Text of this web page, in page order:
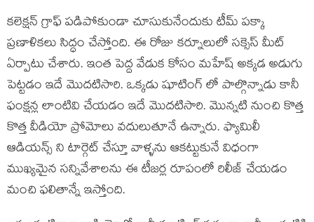
కలెక్షన్ గ్రాఫ్ పడిపోకుండా చూసుకునేందుకు టీమ్ పక్కా
ప్రణాళికలు సిద్ధం చేస్తోంది. ఈ రోజు కర్నూలులో సక్సెస్ మీట్
ఏర్పాటు చేశారు. ఇంత పెద్ద వేడుక కోసం మహేష్ అక్కడ అడుగు
పెట్టడం ఇదే మొదటిసారి. ఒక్కడు షూటింగ్ లో పాల్గొన్నాడు కానీ
ఫంక్షన్ల లాంటివి చేయడం ఇదే మొదటిసారి. మొన్నటి నుంచి కొత్త
కొత్త వీడియో ప్రోమోలు వదులుతూనే ఉన్నారు. ఫ్యామిలీ
ఆడియన్స్ ని టార్గెట్ చేస్తూ వాళ్ళను ఆకట్టుకునే విధంగా
ముఖ్యమైన సన్నివేశాలను ఈ టీజర్ల రూపంలో రిలీజ్ చేయడం
మంచి ఫలితాన్నే ఇస్తోంది.